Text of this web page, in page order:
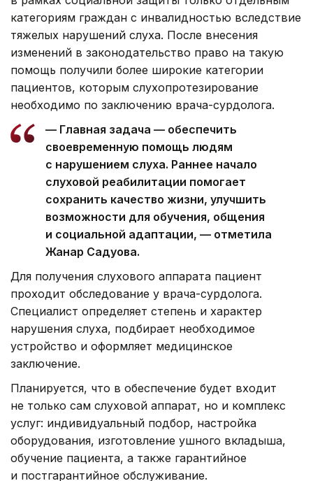
категориям граждан с инвалидностью вследствие
тяжелых нарушений слуха. После внесения
изменений в законодательство право на такую
помощь получили более широкие категории
пациентов, которым слухопротезирование
необходимо по заключению врача-сурдолога.
— Главная задача — обеспечить
своевременную помощь людям
с нарушением слуха. Раннее начало
слуховой реабилитации помогает
сохранить качество жизни, улучшить
возможности для обучения, общения
и социальной адаптации, — отметила
Жанар Садуова.
Для получения слухового аппарата пациент
проходит обследование у врача-сурдолога.
Специалист определяет степень и характер
нарушения слуха, подбирает необходимое
устройство и оформляет медицинское
заключение.
Планируется, что в обеспечение будет входит
не только сам слуховой аппарат, но и комплекс
услуг: индивидуальный подбор, настройка
оборудования, изготовление ушного вкладыша,
обучение пациента, а также гарантийное
и постгарантийное обслуживание.